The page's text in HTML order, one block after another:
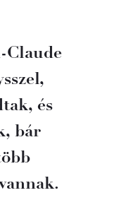
Claude
és
bár